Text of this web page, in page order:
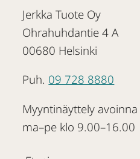
Jerkka Tuote Oy
Ohrahuhdantie 4 A
00680 Helsinki
Puh. 09 728 8880
Myyntinäyttely avoinna
ma–pe klo 9.00–16.00